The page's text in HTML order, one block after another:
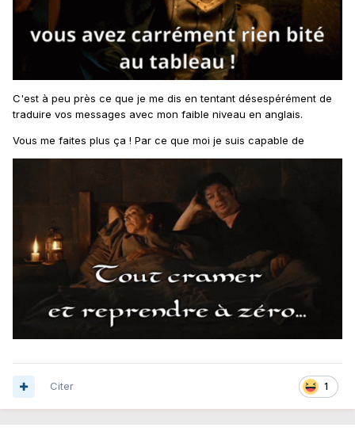
C'est à peu près ce que je me dis en tentant désespérément de
traduire vos messages avec mon faible niveau en anglais.
Vous me faites plus ça ! Par ce que moi je suis capable de
1
Citer